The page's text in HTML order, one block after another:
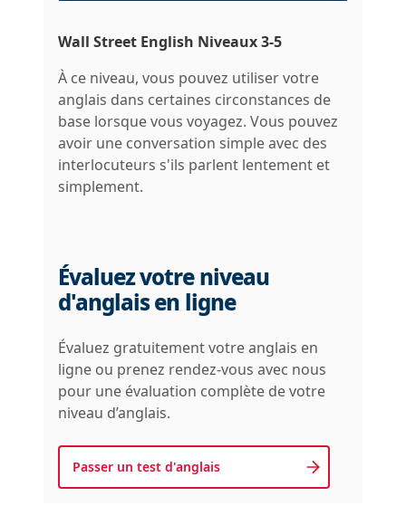
Wall Street English Niveaux 3-5
À ce niveau, vous pouvez utiliser votre
anglais dans certaines circonstances de
base lorsque vous voyagez. Vous pouvez
avoir une conversation simple avec des
interlocuteurs s'ils parlent lentement et
simplement.
Évaluez votre niveau
d'anglais en ligne
Évaluez gratuitement votre anglais en
ligne ou prenez rendez-vous avec nous
pour une évaluation complète de votre
niveau d’anglais.
Passer un test d'anglais